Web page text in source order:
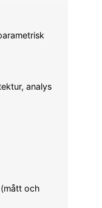
analys
och